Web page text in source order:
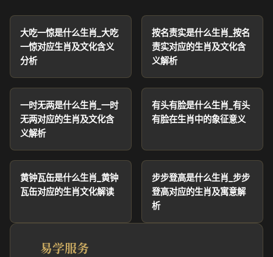
大吃一惊是什么生肖_大吃
一惊对应生肖及文化含义
分析
按名责实是什么生肖_按名
责实对应的生肖及文化含
义解析
一时无两是什么生肖_一时
无两对应的生肖及文化含
义解析
有头有脸是什么生肖_有头
有脸在生肖中的象征意义
黄钟瓦缶是什么生肖_黄钟
瓦缶对应的生肖文化解读
步步登高是什么生肖_步步
登高对应的生肖及寓意解
析
易学服务